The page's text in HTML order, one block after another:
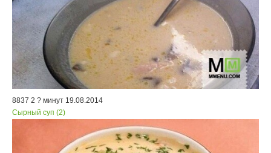
8837 2 ? минут 19.08.2014
Сырный суп (2)